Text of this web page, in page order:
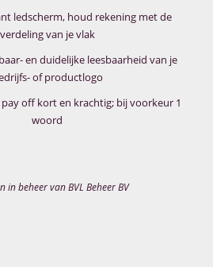
ledscherm, houd rekening met de
verdeling van je vlak
en duidelijke leesbaarheid van je
of productlogo
off kort en krachtig; bij voorkeur 1
woord
in beheer van BVL Beheer BV